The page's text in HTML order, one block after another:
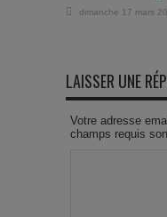
dimanche 17 mars
LAISSER UNE
Votre adresse
champs requis